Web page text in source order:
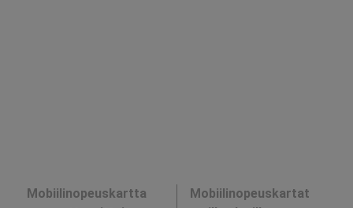
Mobiilinopeuskartta
Mobiilinopeuskartat